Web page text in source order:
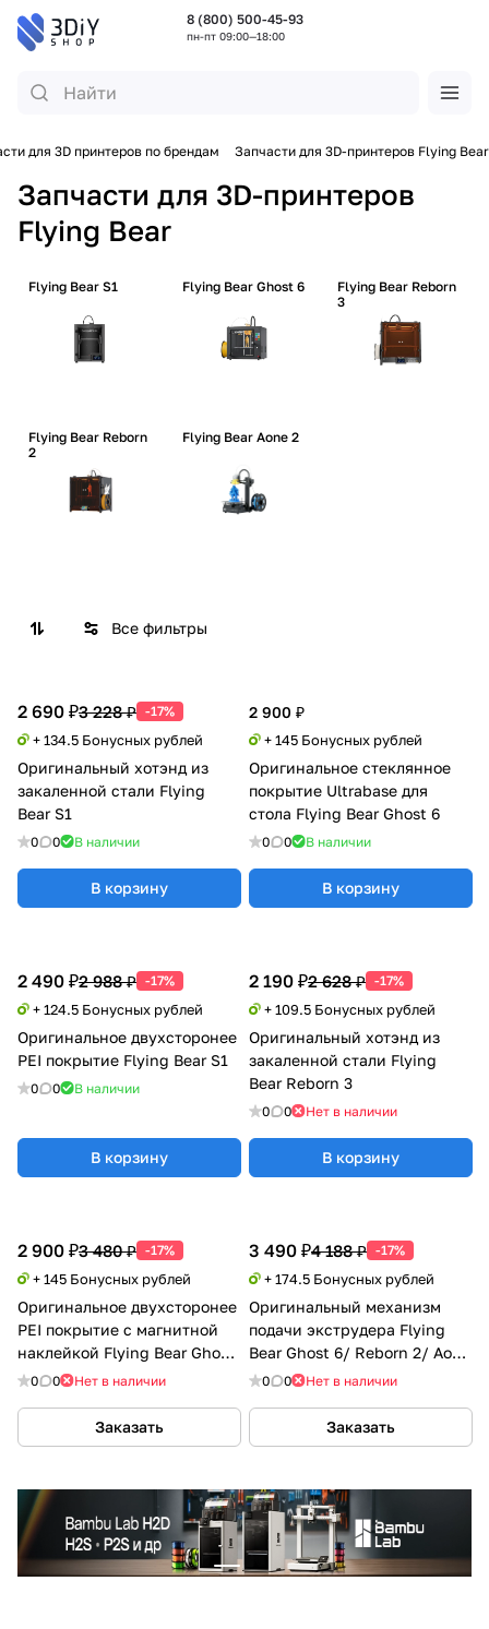
8 (800) 500-45-93
пн-пт 09:00—18:00
для 3D принтеров по брендам Запчасти для 3D-принтеров Flying Bear
Запчасти для 3D-принтеров
Flying Bear
Flying Bear S1 Flying Bear Ghost 6
Flying Bear Reborn
3
Flying Bear Reborn
2
Flying Bear Aone 2
Все фильтры
2 690 ₽3 228 ₽ -17%
+ 134.5 Бонусных рублей
Оригинальный хотэнд из
закаленной стали Flying
Bear S1
0 0 В наличии
В корзину
2 900 ₽
+ 145 Бонусных рублей
Оригинальное стеклянное
покрытие Ultrabase для
стола Flying Bear Ghost 6
0 0 В наличии
В корзину
2 490 ₽2 988 ₽ -17%
+ 124.5 Бонусных рублей
Оригинальное двухсторонее
PEI покрытие Flying Bear S1
0 0 В наличии
В корзину
2 190 ₽2 628 ₽ -17%
+ 109.5 Бонусных рублей
Оригинальный хотэнд из
закаленной стали Flying
Bear Reborn 3
0 0 Нет в наличии
В корзину
2 900 ₽3 480 ₽ -17%
+ 145 Бонусных рублей
Оригинальное двухсторонее
PEI покрытие с магнитной
наклейкой Flying Bear Ghost
6 0 0 Нет в наличии
Заказать
3 490 ₽4 188 ₽ -17%
+ 174.5 Бонусных рублей
Оригинальный механизм
подачи экструдера Flying
Bear Ghost 6/ Reborn 2/ Aone
2 0 0 Нет в наличии
Заказать